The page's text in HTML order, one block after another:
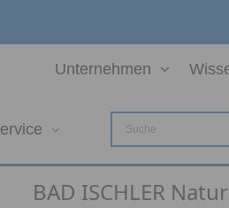
Unternehmen
BAD ISCHLER